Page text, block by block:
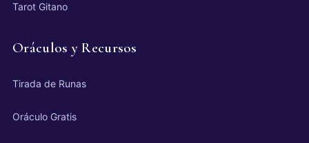
Tarot Gitano
Oráculos y Recursos
Tirada de Runas
Oráculo Gratis